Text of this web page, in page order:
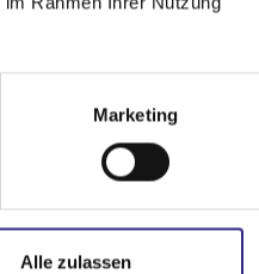
Marketing
Alle zulassen